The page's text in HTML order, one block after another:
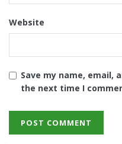
Website
Save my name, email,
the next time I